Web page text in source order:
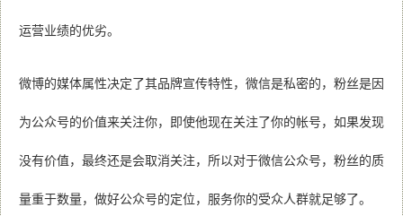
运营业绩的优劣。
微博的媒体属性决定了其品牌宣传特性，微信是私密的，粉丝是因
为公众号的价值来关注你，即使他现在关注了你的帐号，如果发现
没有价值，最终还是会取消关注，所以对于微信公众号，粉丝的质
量重于数量，做好公众号的定位，服务你的受众人群就足够了。